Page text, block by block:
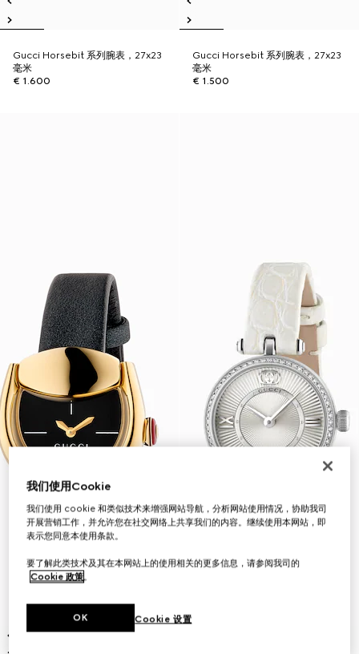
Gucci Horsebit 系列腕表，27x23
毫米
€ 1.600
Gucci Horsebit 系列腕表，27x23
毫米
€ 1.500
我们使用Cookie
我们使用 cookie 和类似技术来增强网站导航，分析网站使用情况，协助我司
开展营销工作，并允许您在社交网络上共享我们的内容。继续使用本网站，即
表示您同意本使用条款。
要了解此类技术及其在本网站上的使用相关的更多信息，请参阅我司的
Cookie 政策。
Cookie 设置
OK